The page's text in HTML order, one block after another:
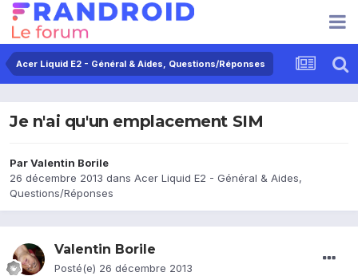
Acer Liquid E2 - Général & Aides, Questions/Réponses
Je n'ai qu'un emplacement SIM
ParValentin Borile
26 décembre 2013 dans Acer Liquid E2 - Général & Aides,
Questions/Réponses
Valentin Borile
Posté(e) 26 décembre 2013